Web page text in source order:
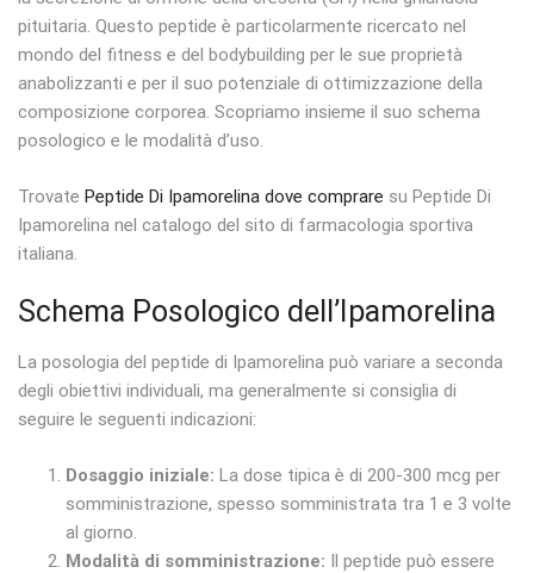
pituitaria. Questo peptide è particolarmente ricercato nel
mondo del fitness e del bodybuilding per le sue proprietà
anabolizzanti e per il suo potenziale di ottimizzazione della
composizione corporea. Scopriamo insieme il suo schema
posologico e le modalità d’uso.
Trovate Peptide Di Ipamorelina dove comprare su Peptide Di
Ipamorelina nel catalogo del sito di farmacologia sportiva
italiana.
Schema Posologico dell’Ipamorelina
La posologia del peptide di Ipamorelina può variare a seconda
degli obiettivi individuali, ma generalmente si consiglia di
seguire le seguenti indicazioni:
Dosaggio iniziale: La dose tipica è di 200-300 mcg per
somministrazione, spesso somministrata tra 1 e 3 volte
al giorno.
Modalità di somministrazione: Il peptide può essere